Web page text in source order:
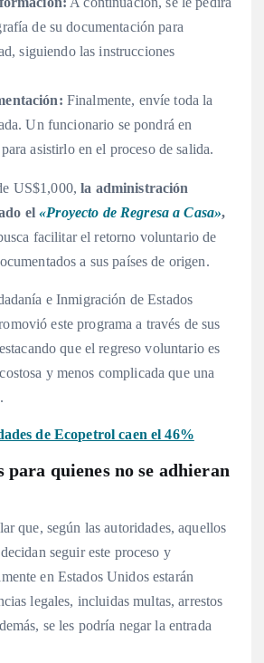
de su documentación para
siguiendo las instrucciones
Finalmente, envíe toda la
Un funcionario se pondrá en
asistirlo en el proceso de salida.
US$1,000, la administración
el«Proyecto de Regresa a Casa»,
facilitar el retorno voluntario de
a sus países de origen.
e Inmigración de Estados
este programa a través de sus
que el regreso voluntario es
y menos complicada que una
de Ecopetrol caen el 46%
para quienes no se adhieran
que, según las autoridades, aquellos
seguir este proceso y
en Estados Unidos estarán
legales, incluidas multas, arrestos
se les podría negar la entrada